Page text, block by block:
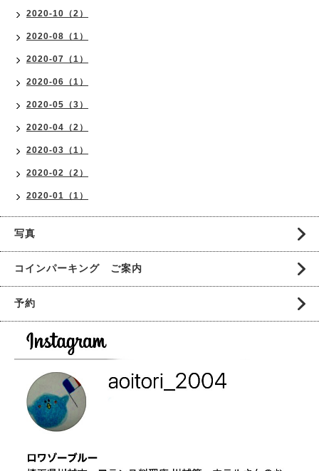
2020-10（2）
2020-08（1）
2020-07（1）
2020-06（1）
2020-05（3）
2020-04（2）
2020-03（1）
2020-02（2）
2020-01（1）
写真
コインパーキング ご案内
予約